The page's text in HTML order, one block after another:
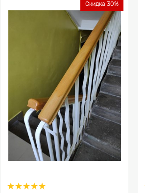
Скидка 30%